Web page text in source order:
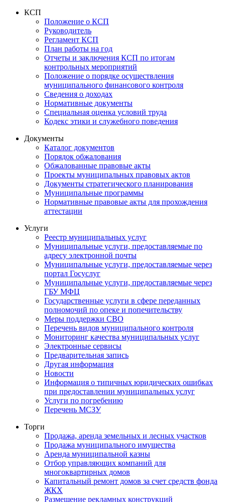
КСП
Положение о КСП
Руководитель
Регламент КСП
План работы на год
Отчеты и заключения КСП по итогам
контрольных мероприятий
Положение о порядке осуществления
муниципального финансового контроля
Сведения о доходах
Нормативные документы
Специальная оценка условий труда
Кодекс этики и служебного поведения
Документы
Каталог документов
Порядок обжалования
Обжалованные правовые акты
Проекты муниципальных правовых актов
Документы стратегического планирования
Муниципальные программы
Нормативные правовые акты для прохождения
аттестации
Услуги
Реестр муниципальных услуг
Муниципальные услуги, предоставляемые по
адресу электронной почты
Муниципальные услуги, предоставляемые через
портал Госуслуг
Муниципальные услуги, предоставляемые через
ГБУ МФЦ
Государственные услуги в сфере переданных
полномочий по опеке и попечительству
Меры поддержки СВО
Перечень видов муниципального контроля
Мониторинг качества муниципальных услуг
Электронные сервисы
Предварительная запись
Другая информация
Новости
Информация о типичных юридических ошибках
при предоставлении муниципальных услуг
Услуги по погребению
Перечень МСЗУ
Торги
Продажа, аренда земельных и лесных участков
Продажа муниципального имущества
Аренда муниципальной казны
Отбор управляющих компаний для
многоквартирных домов
Капитальный ремонт домов за счет средств фонда
ЖКХ
Размещение рекламных конструкций